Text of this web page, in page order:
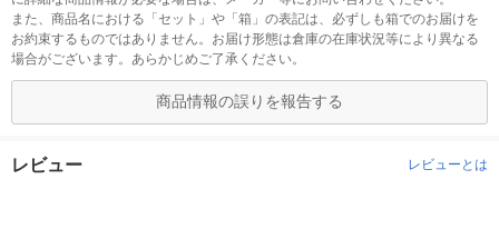
また、商品名における「セット」や「箱」の表記は、必ずしも箱でのお届けを
お約束するものではありません。お届け形態は倉庫の在庫状況等により異なる
場合がございます。あらかじめご了承ください。
商品情報の誤りを報告する
レビュー レビューとは